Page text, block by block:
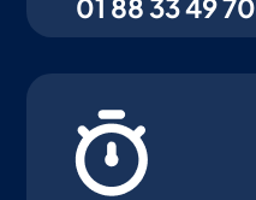
01 88 33 49 70